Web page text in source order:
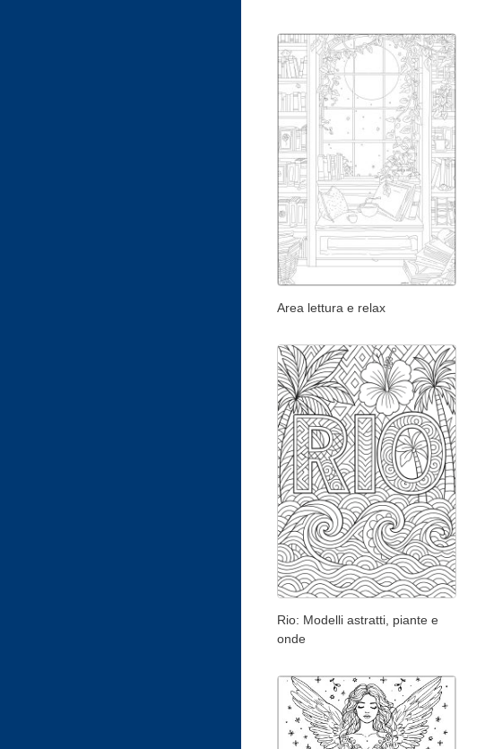
Area lettura e relax
Rio: Modelli astratti, piante e
onde